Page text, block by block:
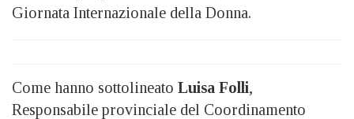
Giornata Internazionale della Donna.
Come hanno sottolineato Luisa Folli,
Responsabile provinciale del Coordinamento